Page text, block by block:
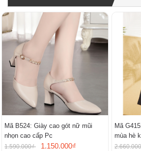
Mã B524: Giày cao gót nữ mũi
nhọn cao cấp Pc
1.590.000₫ 1.150.000₫
Mã
mùa hè